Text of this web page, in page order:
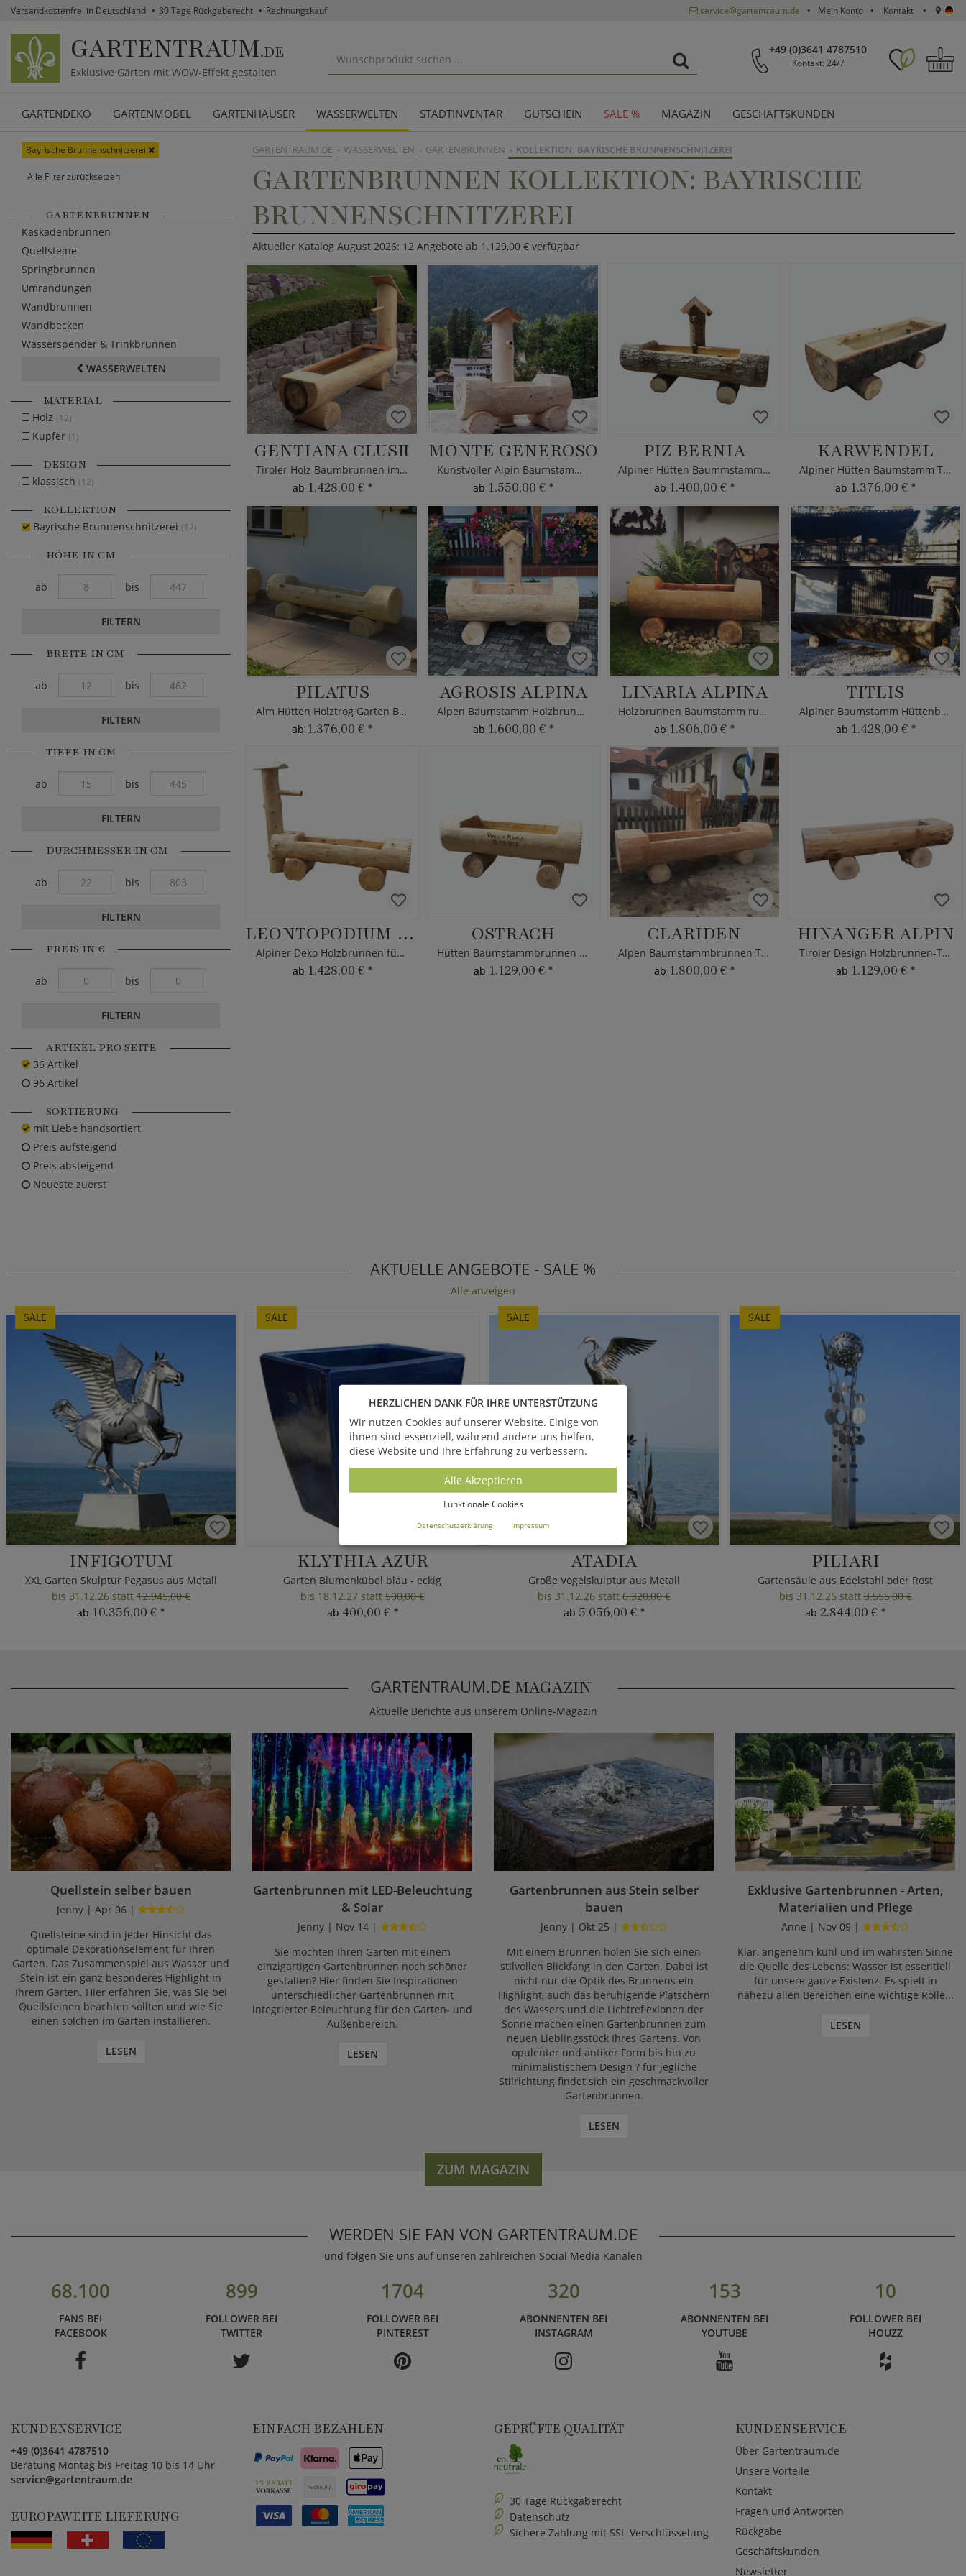
Versandkostenfrei in Deutschland 30 Tage Rückgaberecht Rechnungskauf service@gartentraum.de Mein Konto Kontakt
GARTENTRAUM.DE
Exklusive Gärten mit WOW-Effekt gestalten
+49 (0)3641 4787510
Kontakt: 24/7
GARTENDEKO GARTENMÖBEL GARTENHÄUSER WASSERWELTEN STADTINVENTAR GUTSCHEIN SALE % MAGAZIN GESCHÄFTSKUNDEN
GARTENTRAUM.DE WASSERWELTEN GARTENBRUNNEN KOLLEKTION: BAYRISCHE BRUNNENSCHNITZEREI
GARTENBRUNNEN KOLLEKTION: BAYRISCHE
BRUNNENSCHNITZEREI
Aktueller Katalog August 2026: 12 Angebote ab 1.129,00 € verfügbar
GENTIANA CLUSII
Tiroler Holz Baumbrunnen im Almhütten-Design
ab 1.428,00 € *
MONTE GENEROSO
Kunstvoller Alpin Baumstamm Brunnen-Trog aus Holz
ab 1.550,00 € *
PIZ BERNIA
Alpiner Hütten Baummstamm Garten-Brunnen aus Holz
ab 1.400,00 € *
KARWENDEL
Alpiner Hütten Baumstamm Trogbrunnen aus Holz
ab 1.376,00 € *
PILATUS
Alm Hütten Holztrog Garten Brunnen Rund aus Holz
ab 1.376,00 € *
AGROSIS ALPINA
Alpen Baumstamm Holzbrunnentrog für den Garten
ab 1.600,00 € *
LINARIA ALPINA
Holzbrunnen Baumstamm rund mit Kupferwanne
ab 1.806,00 € *
TITLIS
Alpiner Baumstamm Hüttenbrunnen aus dem Allgäu
ab 1.428,00 € *
LEONTOPODIUM ALPINUM
Alpiner Deko Holzbrunnen für den Garten
ab 1.428,00 € *
OSTRACH
Hütten Baumstammbrunnen für den Garten
ab 1.129,00 € *
CLARIDEN
Alpen Baumstammbrunnen Trog aus Lärchenholz
ab 1.800,00 € *
HINANGER ALPIN
Tiroler Design Holzbrunnen-Trog aus Baumstamm
ab 1.129,00 € *
Bayrische Brunnenschnitzerei
Alle Filter zurücksetzen
GARTENBRUNNEN
Kaskadenbrunnen
Quellsteine
Springbrunnen
Umrandungen
Wandbrunnen
Wandbecken
Wasserspender & Trinkbrunnen
WASSERWELTEN
MATERIAL
Holz (12)
Kupfer (1)
DESIGN
klassisch (12)
KOLLEKTION
Bayrische Brunnenschnitzerei (12)
HÖHE IN CM
ab bis
FILTERN
BREITE IN CM
ab bis
FILTERN
TIEFE IN CM
ab bis
FILTERN
DURCHMESSER IN CM
ab bis
FILTERN
PREIS IN €
ab bis
FILTERN
ARTIKEL PRO SEITE
36 Artikel
96 Artikel
SORTIERUNG
mit Liebe handsortiert
Preis aufsteigend
Preis absteigend
Neueste zuerst
AKTUELLE ANGEBOTE - SALE %
Alle anzeigen
SALE
INFIGOTUM
XXL Garten Skulptur Pegasus aus Metall
bis 31.12.26 statt12.945,00 €
ab 10.356,00 € *
SALE
KLYTHIA AZUR
Garten Blumenkübel blau - eckig
bis 18.12.27 statt500,00 €
ab 400,00 € *
SALE
ATADIA
Große Vogelskulptur aus Metall
bis 31.12.26 statt6.320,00 €
ab 5.056,00 € *
SALE
PILIARI
Gartensäule aus Edelstahl oder Rost
bis 31.12.26 statt3.555,00 €
ab 2.844,00 € *
GARTENTRAUM.DE MAGAZIN
Aktuelle Berichte aus unserem Online-Magazin
Quellstein selber bauen
Jenny | Apr 06 |
Quellsteine sind in jeder Hinsicht das
optimale Dekorationselement für Ihren
Garten. Das Zusammenspiel aus Wasser und
Stein ist ein ganz besonderes Highlight in
Ihrem Garten. Hier erfahren Sie, was Sie bei
Quellsteinen beachten sollten und wie Sie
einen solchen im Garten installieren.
LESEN
Gartenbrunnen mit LED-Beleuchtung
& Solar
Jenny | Nov 14 |
Sie möchten Ihren Garten mit einem
einzigartigen Gartenbrunnen noch schöner
gestalten? Hier finden Sie Inspirationen
unterschiedlicher Gartenbrunnen mit
integrierter Beleuchtung für den Garten- und
Außenbereich.
LESEN
Gartenbrunnen aus Stein selber
bauen
Jenny | Okt 25 |
Mit einem Brunnen holen Sie sich einen
stilvollen Blickfang in den Garten. Dabei ist
nicht nur die Optik des Brunnens ein
Highlight, auch das beruhigende Plätschern
des Wassers und die Lichtreflexionen der
Sonne machen einen Gartenbrunnen zum
neuen Lieblingsstück Ihres Gartens. Von
opulenter und antiker Form bis hin zu
minimalistischem Design ? für jegliche
Stilrichtung findet sich ein geschmackvoller
Gartenbrunnen.
LESEN
Exklusive Gartenbrunnen - Arten,
Materialien und Pflege
Anne | Nov 09 |
Klar, angenehm kühl und im wahrsten Sinne
die Quelle des Lebens: Wasser ist essentiell
für unsere ganze Existenz. Es spielt in
nahezu allen Bereichen eine wichtige Rolle...
LESEN
ZUM MAGAZIN
WERDEN SIE FAN VON GARTENTRAUM.DE
und folgen Sie uns auf unseren zahlreichen Social Media Kanälen
68.100
FANS BEI
FACEBOOK
899
FOLLOWER BEI
TWITTER
1704
FOLLOWER BEI
PINTEREST
320
ABONNENTEN BEI
INSTAGRAM
153
ABONNENTEN BEI
YOUTUBE
10
FOLLOWER BEI
HOUZZ
KUNDENSERVICE
+49 (0)3641 4787510
Beratung Montag bis Freitag 10 bis 14 Uhr
service@gartentraum.de
EUROPAWEITE LIEFERUNG
EINFACH BEZAHLEN GEPRÜFTE QUALITÄT
30 Tage Rückgaberecht
Datenschutz
Sichere Zahlung mit SSL-Verschlüsselung
KUNDENSERVICE
Über Gartentraum.de
Unsere Vorteile
Kontakt
Fragen und Antworten
Rückgabe
Geschäftskunden
Newsletter
HERZLICHEN DANK FÜR IHRE UNTERSTÜTZUNG
Wir nutzen Cookies auf unserer Website. Einige von
ihnen sind essenziell, während andere uns helfen,
diese Website und Ihre Erfahrung zu verbessern.
Alle Akzeptieren
Funktionale Cookies
Datenschutzerklärung Impressum